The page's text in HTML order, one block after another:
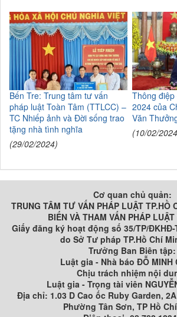
Bến Tre: Trung tâm tư vấn
pháp luật Toàn Tâm (TTLCC) –
TC Nhiếp ảnh và Đời sống trao
tặng nhà tình nghĩa
(29/02/2024)
Thông
2024 của
Văn
(10/02/
Cơ quan chủ quản:
TRUNG TÂM TƯ VẤN PHÁP LUẬT TP.HỒ
BIẾN VÀ THAM VẤN PHÁP
Giấy đăng ký hoạt động số 35/TP/ĐKHĐ-
do Sở Tư pháp TP.Hồ Chí
Trưởng Ban Biên tập:
Luật gia - Nhà báo ĐỖ MINH
Chịu trách nhiệm nội
Luật gia - Trọng tài viên
Địa chỉ: 1.03 D Cao ốc Ruby Garden,
Phường Tân Sơn, TP Hồ